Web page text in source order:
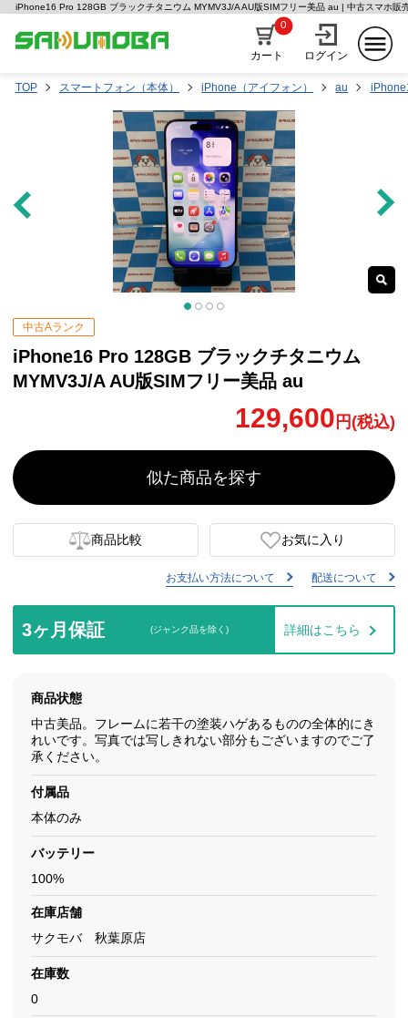
iPhone16 Pro 128GB ブラックチタニウム MYMV3J/A AU版SIMフリー美品 au | 中古スマホ販
カート
0
ログイン
TOP スマートフォン（本体） iPhone（アイフォン） au
中古Aランク
iPhone16 Pro 128GB ブラックチタニウム
MYMV3J/A AU版SIMフリー美品 au
129,600 円(税込)
似た商品を探す
商品比較 お気に入り
お支払い方法について 配送について
3ヶ月保証 (ジャンク品を除く) 詳細はこちら
商品状態
中古美品。フレームに若干の塗装ハゲあるものの全体的にき
れいです。写真では写しきれない部分もございますのでご了
承ください。
付属品
本体のみ
バッテリー
100%
在庫店舗
サクモバ 秋葉原店
在庫数
0